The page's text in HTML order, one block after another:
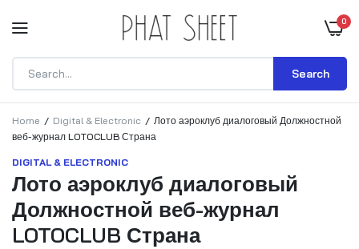
0
Search
Home Digital & Electronic
Лото аэроклуб диалоговый Должностной
веб-журнал LOTOCLUB Страна
DIGITAL & ELECTRONIC
Лото аэроклуб диалоговый
Должностной веб-журнал
LOTOCLUB Страна